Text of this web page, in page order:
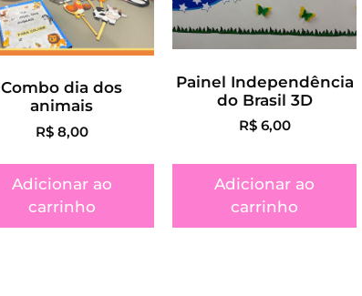
Combo dia dos
animais
R$8,00
Adicionar ao
carrinho
Painel Independência
do Brasil 3D
R$6,00
Adicionar ao
carrinho